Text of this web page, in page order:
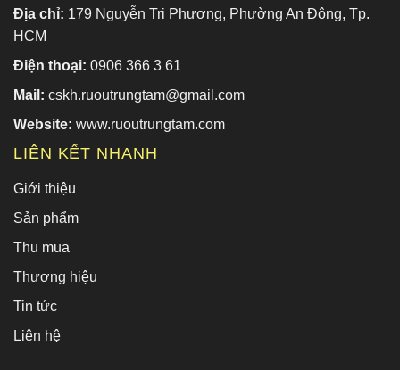
Địa chỉ: 179 Nguyễn Tri Phương, Phường An Đông, Tp.
HCM
Điện thoại: 0906 366 3 61
Mail: cskh.ruoutrungtam@gmail.com
Website: www.ruoutrungtam.com
LIÊN KẾT NHANH
Giới thiệu
Sản phẩm
Thu mua
Thương hiệu
Tin tức
Liên hệ